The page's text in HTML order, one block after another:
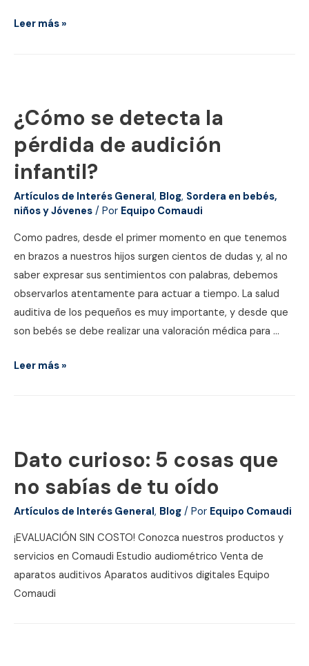
Cómo
Leer más »
¿Cómo se detecta la
pérdida de audición
infantil?
Artículos de Interés General, Blog, Sordera en bebés,
niños y Jóvenes / Por Equipo Comaudi
Como padres, desde el primer momento en que tenemos
en brazos a nuestros hijos surgen cientos de dudas y, al no
saber expresar sus sentimientos con palabras, debemos
observarlos atentamente para actuar a tiempo. La salud
auditiva de los pequeños es muy importante, y desde que
son bebés se debe realizar una valoración médica para …
¿Cómo
de
infantil?
Leer más »
Dato curioso: 5 cosas que
no sabías de tu oído
Artículos de Interés General, Blog / Por Equipo Comaudi
¡EVALUACIÓN SIN COSTO! Conozca nuestros productos y
servicios en Comaudi Estudio audiométrico Venta de
aparatos auditivos Aparatos auditivos digitales Equipo
Comaudi